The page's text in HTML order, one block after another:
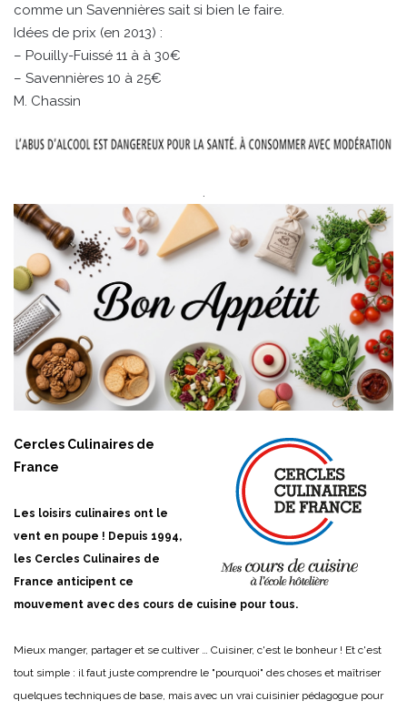
comme un Savennières sait si bien le faire.
Idées de prix (en 2013) :
– Pouilly-Fuissé 11 à à 30€
– Savennières 10 à 25€
M. Chassin
.
Cercles Culinaires de
France
Les loisirs culinaires ont le
vent en poupe ! Depuis 1994,
les Cercles Culinaires de
France anticipent ce
mouvement avec des cours de cuisine pour tous.
Mieux manger, partager et se cultiver … Cuisiner, c'est le bonheur ! Et c'est
tout simple : il faut juste comprendre le "pourquoi" des choses et maîtriser
quelques techniques de base, mais avec un vrai cuisinier pédagogue pour